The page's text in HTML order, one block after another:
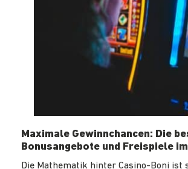
Maximale Gewinnchancen: Die
Bonusangebote und Freispiele
Die Mathematik hinter Casino-Boni